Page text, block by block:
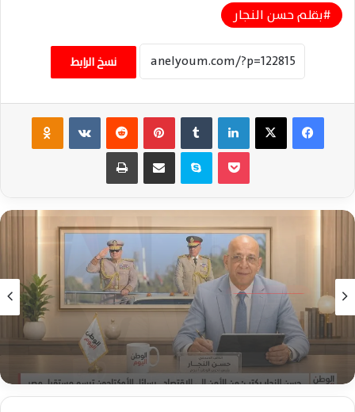
بقلم حسن النجار
نسخ الرابط
فيسبوك ‫X لينكدإن بينتيريست ‏VKontakte
سكايب مشاركة عبر البريد طباعة
بقلم حسن النجار
منذ أسبوعين
حسن النجار يكتب
منذ أسبوعين
حسن النجار يكتب: من الأمن إلى الاقتصاد.. رسائل
الأوكتاجون ترسم مستقبل مصر